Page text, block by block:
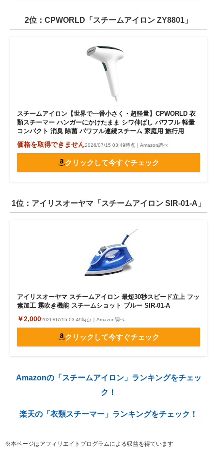
2位：CPWORLD「スチームアイロン ZY8801」
スチームアイロン【世界で一番小さく・超軽量】CPWORLD 衣
類スチーマー ハンガーにかけたまま シワ伸ばし パワフル 軽量
コンパクト 消臭 除菌 パワフル連続スチーム 家庭用 旅行用
価格を取得できません2026/07/15 03:49時点｜Amazon調べ
クリックして今すぐチェック
1位：アイリスオーヤマ「スチームアイロン SIR-01-A」
アイリスオーヤマ スチームアイロン 最短30秒スピード立上 フッ
素加工 霧吹き機能 スチームショット ブルー SIR-01-A
￥2,0002026/07/15 03:49時点｜Amazon調べ
クリックして今すぐチェック
Amazonの「スチームアイロン」ランキングをチェッ
ク！
楽天の「衣類スチーマー」ランキングをチェック！
※本ページはアフィリエイトプログラムによる収益を得ています